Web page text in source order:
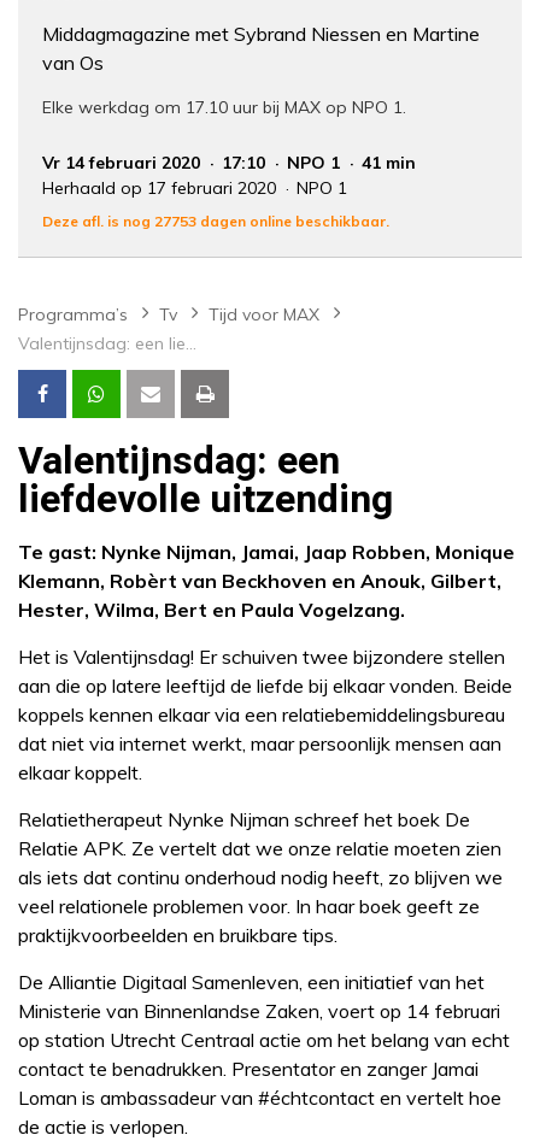
Middagmagazine met Sybrand Niessen en Martine
van Os
Elke werkdag om 17.10 uur bij MAX op NPO 1.
Vr 14 februari 2020 17:10 NPO 1
41 min
Herhaald op 17 februari 2020
NPO 1
Deze afl. is nog 27753 dagen online beschikbaar.
Programma’s Tv
Tijd voor MAX
Valentijnsdag: een liefdevolle uitzending
Valentijnsdag: een
liefdevolle uitzending
Te gast: Nynke Nijman, Jamai, Jaap Robben, Monique
Klemann, Robèrt van Beckhoven en Anouk, Gilbert,
Hester, Wilma, Bert en Paula Vogelzang.
Het is Valentijnsdag! Er schuiven twee bijzondere stellen
aan die op latere leeftijd de liefde bij elkaar vonden. Beide
koppels kennen elkaar via een relatiebemiddelingsbureau
dat niet via internet werkt, maar persoonlijk mensen aan
elkaar koppelt.
Relatietherapeut Nynke Nijman schreef het boek De
Relatie APK. Ze vertelt dat we onze relatie moeten zien
als iets dat continu onderhoud nodig heeft, zo blijven we
veel relationele problemen voor. In haar boek geeft ze
praktijkvoorbeelden en bruikbare tips.
De Alliantie Digitaal Samenleven, een initiatief van het
Ministerie van Binnenlandse Zaken, voert op 14 februari
op station Utrecht Centraal actie om het belang van echt
contact te benadrukken. Presentator en zanger Jamai
Loman is ambassadeur van #échtcontact en vertelt hoe
de actie is verlopen.